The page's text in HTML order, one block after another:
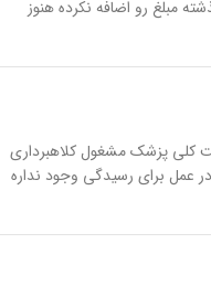
مبلغ رو اضافه نکرده هنوز
کلی پزشک مشغول کلاهبرداری
عمل برای رسیدگی وجود نداره